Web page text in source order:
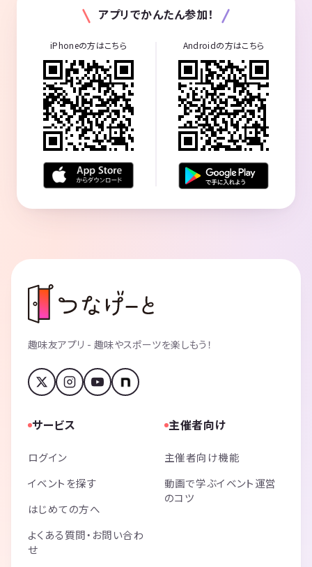
◆会場の仕様と進行内容
に身を任せるだけで沢山の参加者と交流できます。後半は全員と名刺交
換も可能な立席に変わります。
のどが乾いたらお飲み物（ウーロン茶やアイスティー）をご自由にお取
りください（セルフサービスとなります）
◆よくある質問
Q. 所要時間はどのくらいですか？？
A. 開始から60-70分間を予定しています♪
受付は開始時間の10分前です
Q. 1人で参加できますか？
A. 女性参加者が多いことが特徴です。（日により様々ですが平均する
と35%が女性です）
Q. 初参加ですが大丈夫？
A. いつも半数の人が初参加です。プロのイベントスタッフが常駐して
Q. 途中入場・途中退室はできますか？
Q. 飲みものは出ますか？
A. ウーロン茶やアイスティーをご用意しています（料金に含まれてい
場合持ち込みも可能です。
A. 携帯電話と名刺もあったほうが良いと思います（強制ではありませ
Q. 参加費のお支払い方法は？
A. 参加当日に会場の受付にてお支払いをお願いします（現金のみとな
ります）
Q. 何人くらい参加しますか？
A. 少ない時は15人くらい多い時は40人くらいです♪
アプリでかんたん参加！
iPhoneの方はこちら Androidの方はこちら
趣味友アプリ - 趣味やスポーツを楽しもう！
サービス
ログイン
イベントを探す
はじめての方へ
よくある質問・お問い合わ
せ
主催者向け
主催者向け機能
動画で学ぶイベント運営
のコツ